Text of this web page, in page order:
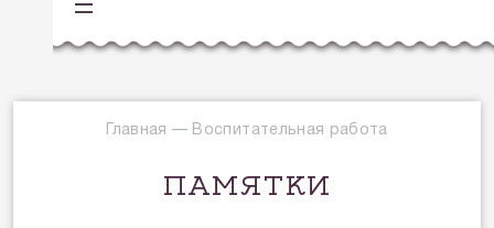
Главная— Воспитательная работа
ПАМЯТКИ